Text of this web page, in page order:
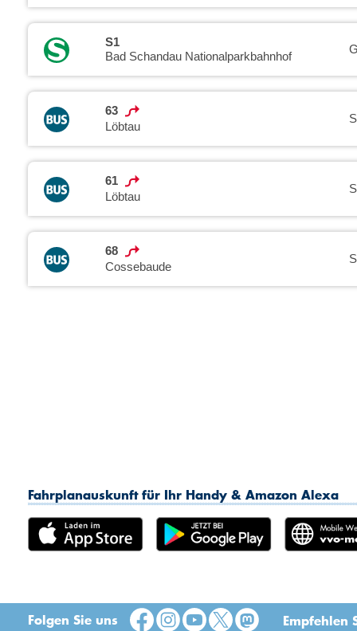
S1
Bad Schandau Nationalparkbahnhof
63
Löbtau
61
Löbtau
68
Cossebaude
Fahrplanauskunft für Ihr Handy & Amazon Alexa
Folgen Sie uns Empfehlen